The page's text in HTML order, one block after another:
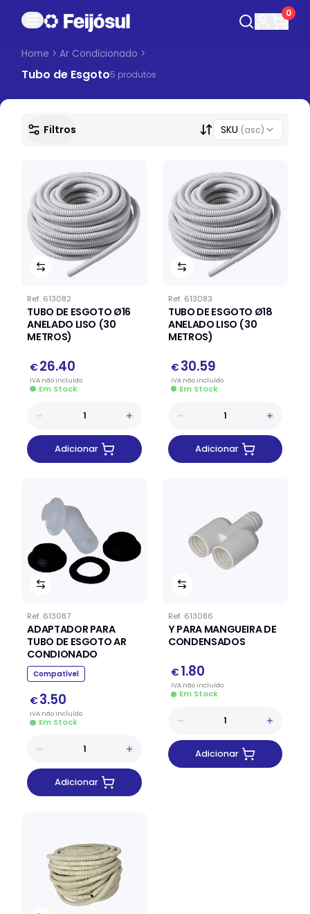
0
Home >Ar Condicionado >
Tubo de Esgoto5 produtos
Filtros SKU (asc)
Ref. 613082
TUBO DE ESGOTO Ø16
ANELADO LISO (30
METROS)
€ 26.40
IVA nãoincluído
Em Stock
Adicionar
Ref. 613083
TUBO DE ESGOTO Ø18
ANELADO LISO (30
METROS)
€ 30.59
IVA nãoincluído
Em Stock
Adicionar
Ref. 613087
ADAPTADOR PARA
TUBO DE ESGOTO AR
CONDIONADO
Compatível
€ 3.50
IVA nãoincluído
Em Stock
Adicionar
Ref. 613086
Y PARA MANGUEIRA DE
CONDENSADOS
€ 1.80
IVA nãoincluído
Em Stock
Adicionar